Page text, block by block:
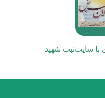
با سایتثبت شهید